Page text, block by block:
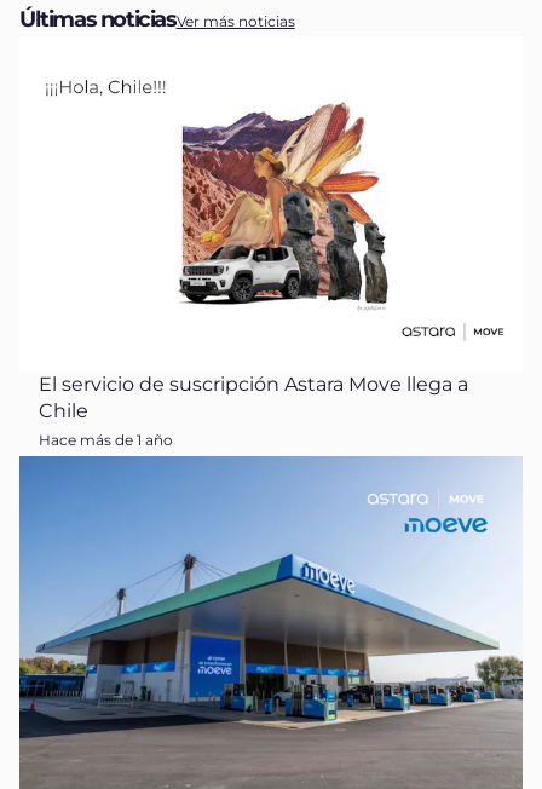
Últimas noticiasVer más noticias
El servicio de suscripción Astara Move llega a
Chile
Hace más de 1 año